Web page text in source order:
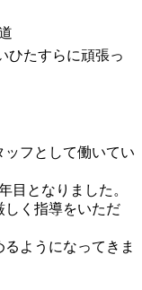
ひたすらに頑張っ
フとして働いてい
目となりました。
しく指導をいただ
ようになってきま